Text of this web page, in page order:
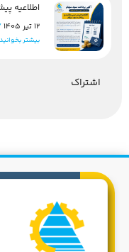
اشتراک
اطلاعیه
12 تیر 1405
بیشتر